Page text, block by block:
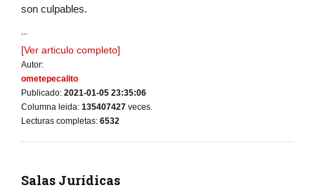
son culpables.
...
[Ver articulo completo]
Autor:
ometepecalito
Publicado: 2021-01-05 23:35:06
Columna leida: 135407427 veces.
Lecturas completas: 6532
Salas Jurídicas